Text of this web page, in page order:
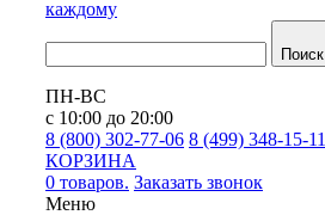
каждому
Поиск
ПН-ВС
с 10:00 до 20:00
8 (800) 302-77-06 8 (499) 348-15-11
КОРЗИНА
0 товаров. Заказать звонок
Меню